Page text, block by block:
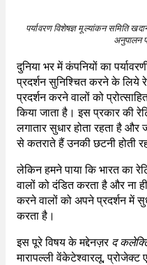
पर्यावरण विशेषज्ञ मूल्यांकन समिति
अनुपालन
दुनिया भर में कंपनियों का
प्रदर्शन सुनिश्चित करने के लिये
प्रदर्शन करने वालों को
किया जाता है। इस प्रकार की
लगातार सुधार होता रहता है
से कतराते हैं उनकी छटनी होती
लेकिन हमने पाया कि भारत का
वालों को दंडित करता है और ना
करने वालों को अपने प्रदर्शन में
करता है।
इस पूरे विषय के मद्देनज़रद
मारापल्ली वेंकेटेश्वारलू,